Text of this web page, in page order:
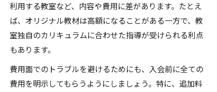
利用する教室など、内容や費用に差があります。たとえ
ば、オリジナル教材は高額になることがある一方で、教
室独自のカリキュラムに合わせた指導が受けられる利点
もあります。
費用面でのトラブルを避けるためにも、入会前に全ての
費用を明示してもらうようにしましょう。特に、追加料